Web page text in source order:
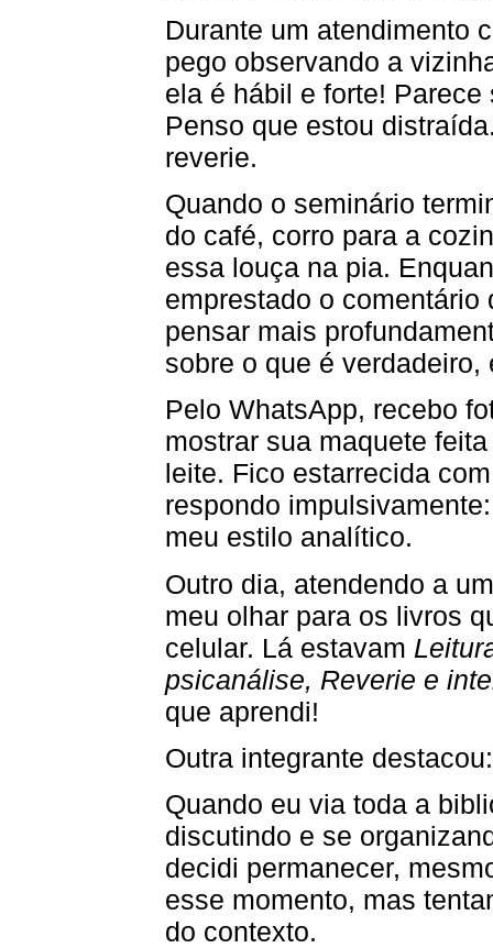
Durante um atendimento
pego observando a
ela é hábil e forte!
Penso que estou
reverie.
Quando o seminário
do café, corro para a
essa louça na pia.
emprestado o
pensar mais
sobre o que é
Pelo WhatsApp, recebo
mostrar sua maquete
leite. Fico estarrecida
respondo
meu estilo analítico.
Outro dia, atendendo a
meu olhar para os livros
celular. Lá estavam
psicanálise, Reverie e
que aprendi!
Outra integrante destacou:
Quando eu via toda a
discutindo e se
decidi permanecer,
esse momento, mas
do contexto.